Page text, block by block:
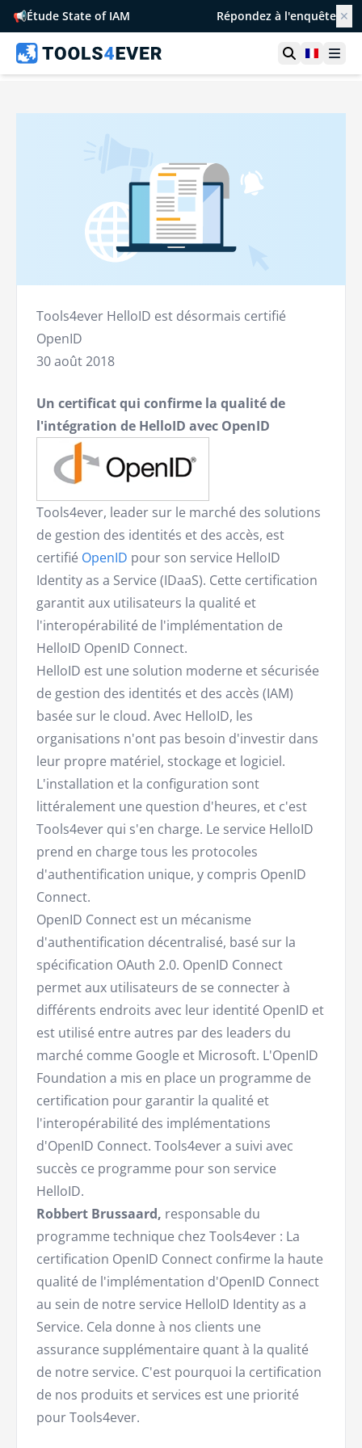
📢Étude State of IAM Répondez à l'enquête ✕
Ouvrir la
France
Tools4ever HelloID est désormais certifié
OpenID
30 août 2018
Un certificat qui confirme la qualité de
l'intégration de HelloID avec OpenID
Tools4ever, leader sur le marché des solutions
de gestion des identités et des accès, est
certifié OpenID pour son service HelloID
Identity as a Service (IDaaS). Cette certification
garantit aux utilisateurs la qualité et
l'interopérabilité de l'implémentation de
HelloID OpenID Connect.
HelloID est une solution moderne et sécurisée
de gestion des identités et des accès (IAM)
basée sur le cloud. Avec HelloID, les
organisations n'ont pas besoin d'investir dans
leur propre matériel, stockage et logiciel.
L'installation et la configuration sont
littéralement une question d'heures, et c'est
Tools4ever qui s'en charge. Le service HelloID
prend en charge tous les protocoles
d'authentification unique, y compris OpenID
Connect.
OpenID Connect est un mécanisme
d'authentification décentralisé, basé sur la
spécification OAuth 2.0. OpenID Connect
permet aux utilisateurs de se connecter à
différents endroits avec leur identité OpenID et
est utilisé entre autres par des leaders du
marché comme Google et Microsoft. L'OpenID
Foundation a mis en place un programme de
certification pour garantir la qualité et
l'interopérabilité des implémentations
d'OpenID Connect. Tools4ever a suivi avec
succès ce programme pour son service
HelloID.
Robbert Brussaard, responsable du
programme technique chez Tools4ever : La
certification OpenID Connect confirme la haute
qualité de l'implémentation d'OpenID Connect
au sein de notre service HelloID Identity as a
Service. Cela donne à nos clients une
assurance supplémentaire quant à la qualité
de notre service. C'est pourquoi la certification
de nos produits et services est une priorité
pour Tools4ever.